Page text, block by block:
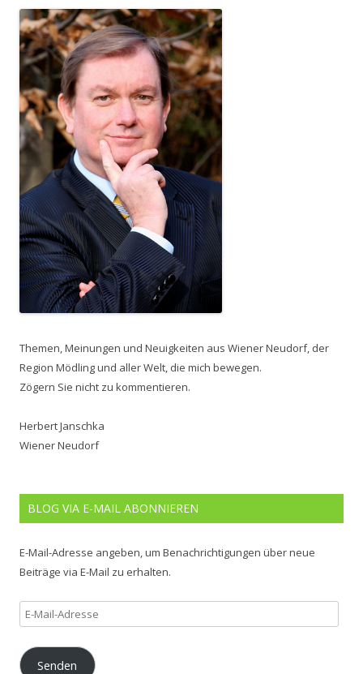
Themen, Meinungen und Neuigkeiten aus Wiener Neudorf, der
Region Mödling und aller Welt, die mich bewegen.
Zögern Sie nicht zu kommentieren.
Herbert Janschka
Wiener Neudorf
BLOG VIA E-MAIL ABONNIEREN
E-Mail-Adresse angeben, um Benachrichtigungen über neue
Beiträge via E-Mail zu erhalten.
E-
Mail-
Adresse
Senden